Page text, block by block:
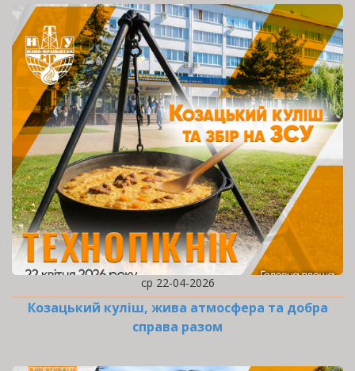
ср 22-04-2026
Козацький куліш, жива атмосфера та добра
справа разом